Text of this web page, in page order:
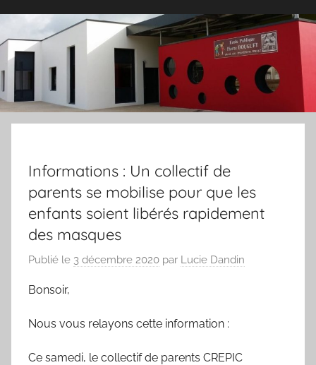
Informations : Un collectif de
parents se mobilise pour que les
enfants soient libérés rapidement
des masques
Publié le 3 décembre 2020 par Lucie Dandin
Bonsoir,
Nous vous relayons cette information :
Ce samedi, le collectif de parents CREPIC